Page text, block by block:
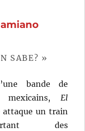
SABE? »
bande de
mexicains, El
attaque un train
des